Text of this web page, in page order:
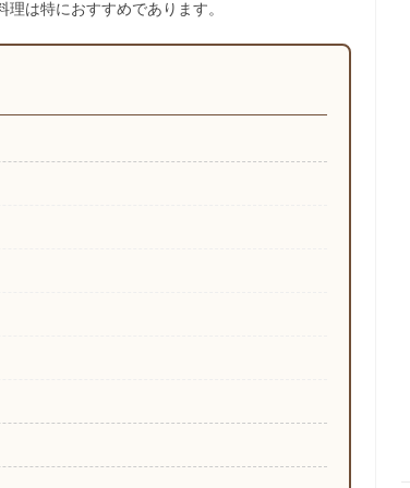
は特におすすめであります。